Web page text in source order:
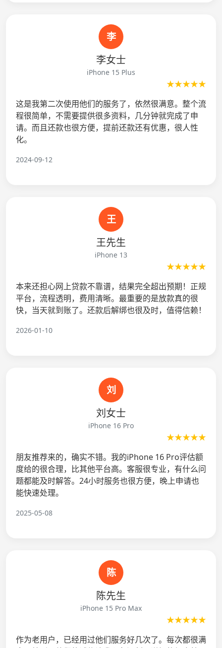
李
李女士
iPhone 15 Plus
★★★★★
这是我第二次使用他们的服务了，依然很满意。整个流
程很简单，不需要提供很多资料，几分钟就完成了申
请。而且还款也很方便，提前还款还有优惠，很人性
化。
2024-09-12
王
王先生
iPhone 13
★★★★★
本来还担心网上贷款不靠谱，结果完全超出预期！正规
平台，流程透明，费用清晰。最重要的是放款真的很
快，当天就到账了。还款后解绑也很及时，值得信赖！
2026-01-10
刘
刘女士
iPhone 16 Pro
★★★★★
朋友推荐来的，确实不错。我的iPhone 16 Pro评估额
度给的很合理，比其他平台高。客服很专业，有什么问
题都能及时解答。24小时服务也很方便，晚上申请也
能快速处理。
2025-05-08
陈
陈先生
iPhone 15 Pro Max
★★★★★
作为老用户，已经用过他们服务好几次了。每次都很满